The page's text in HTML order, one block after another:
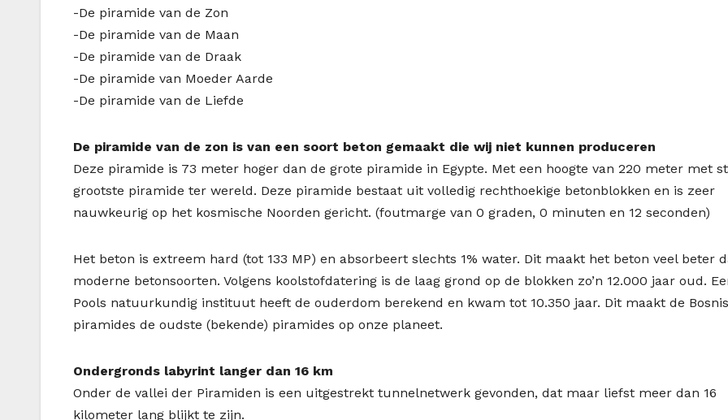
-De piramide van de Zon
-De piramide van de Maan
-De piramide van de Draak
-De piramide van Moeder Aarde
-De piramide van de Liefde
De piramide van de zon is van een soort beton gemaakt die wij niet kunnen produceren
Deze piramide is 73 meter hoger dan de grote piramide in Egypte. Met een hoogte van 220 meter met
grootste piramide ter wereld. Deze piramide bestaat uit volledig rechthoekige betonblokken en is zeer
nauwkeurig op het kosmische Noorden gericht. (foutmarge van 0 graden, 0 minuten en 12 seconden)
Het beton is extreem hard (tot 133 MP) en absorbeert slechts 1% water. Dit maakt het beton veel beter
moderne betonsoorten. Volgens koolstofdatering is de laag grond op de blokken zo’n 12.000 jaar oud.
Pools natuurkundig instituut heeft de ouderdom berekend en kwam tot 10.350 jaar. Dit maakt de
piramides de oudste (bekende) piramides op onze planeet.
Ondergronds labyrint langer dan 16 km
Onder de vallei der Piramiden is een uitgestrekt tunnelnetwerk gevonden, dat maar liefst meer dan 16
kilometer lang blijkt te zijn.